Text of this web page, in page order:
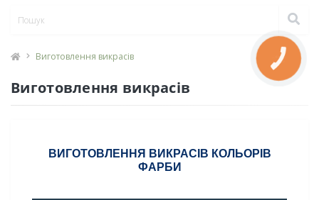
Виготовлення викрасів
Виготовлення викрасів
ВИГОТОВЛЕННЯ ВИКРАСІВ КОЛЬОРІВ
ФАРБИ
КНОПКА
ЗВ'ЯЗКУ